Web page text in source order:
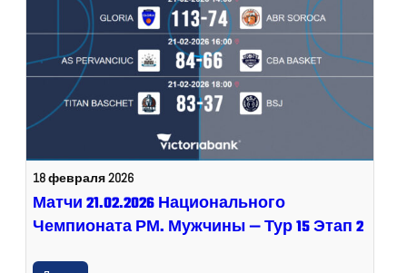
18 февраля 2026
Матчи 21.02.2026 Национального
Чемпионата РМ. Мужчины — Тур 15 Этап 2